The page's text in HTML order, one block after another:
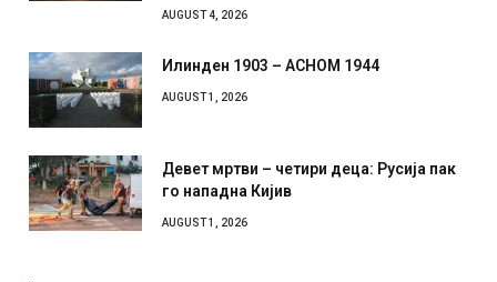
AUGUST 4, 2026
Илинден 1903 – АСНОМ 1944
AUGUST 1, 2026
Девет мртви – четири деца: Русија пак
го нападна Кијив
AUGUST 1, 2026